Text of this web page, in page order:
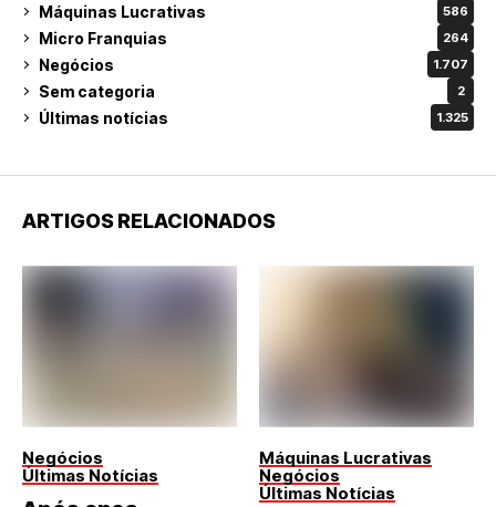
Máquinas Lucrativas 586
Micro Franquias 264
Negócios 1.707
Sem categoria 2
Últimas notícias 1.325
ARTIGOS RELACIONADOS
Negócios
Últimas Notícias
Máquinas Lucrativas
Negócios
Últimas Notícias